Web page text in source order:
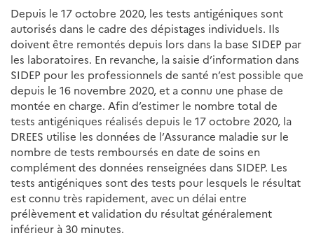
Depuis le 17 octobre 2020, les tests antigéniques sont
autorisés dans le cadre des dépistages individuels. Ils
doivent être remontés depuis lors dans la base SIDEP par
les laboratoires. En revanche, la saisie d’information dans
SIDEP pour les professionnels de santé n’est possible que
depuis le 16 novembre 2020, et a connu une phase de
montée en charge. Afin d’estimer le nombre total de
tests antigéniques réalisés depuis le 17 octobre 2020, la
DREES utilise les données de l’Assurance maladie sur le
nombre de tests remboursés en date de soins en
complément des données renseignées dans SIDEP. Les
tests antigéniques sont des tests pour lesquels le résultat
est connu très rapidement, avec un délai entre
prélèvement et validation du résultat généralement
inférieur à 30 minutes.